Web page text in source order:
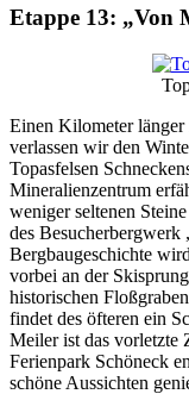
Etappe 13: „Von
Einen Kilometer
verlassen wir den
Topasfelsen
Mineralienzentrum
weniger seltenen
des Besucherbergwerk
Bergbaugeschichte
vorbei an der
historischen
findet des öfteren ein
Meiler ist das vorletzte
Ferienpark Schöneck
schöne Aussichten